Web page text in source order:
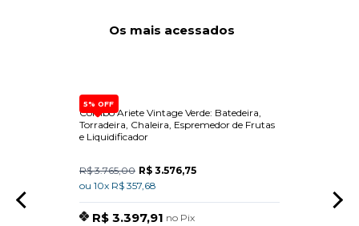
Os mais acessados
5% OFF
Combo Ariete Vintage Verde: Batedeira,
Torradeira, Chaleira, Espremedor de Frutas
e Liquidificador
R$ 3.765,00 R$ 3.576,75
ou 10x R$ 357,68
R$ 3.397,91 no Pix